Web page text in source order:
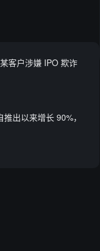
客户涉嫌 IPO 欺诈
出以来增长 90%，